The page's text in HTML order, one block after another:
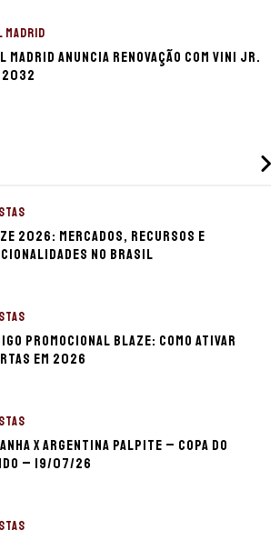
MADRID
Madrid anuncia renovação com Vini Jr.
2026: mercados, recursos e
no Brasil
promocional Blaze: como ativar
em 2026
x Argentina palpite – Copa do
– 19/07/26